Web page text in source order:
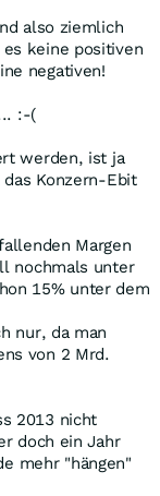
also ziemlich
keine positiven
negativen!
:-(
werden, ist ja
Konzern-Ebit
Margen
nochmals unter
15% unter dem
nur, da man
von 2 Mrd.
2013 nicht
doch ein Jahr
mehr "hängen"